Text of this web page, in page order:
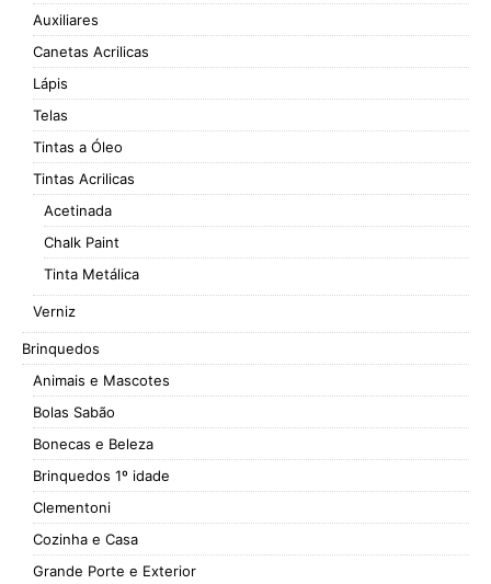
Auxiliares
Canetas Acrilicas
Lápis
Telas
Tintas a Óleo
Tintas Acrilicas
Acetinada
Chalk Paint
Tinta Metálica
Verniz
Brinquedos
Animais e Mascotes
Bolas Sabão
Bonecas e Beleza
Brinquedos 1º idade
Clementoni
Cozinha e Casa
Grande Porte e Exterior